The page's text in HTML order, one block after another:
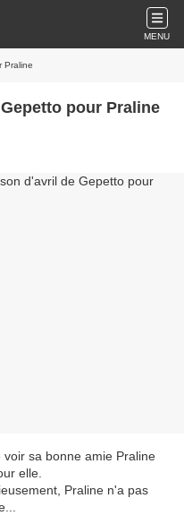
MENU
Praline
pour Praline
sa bonne amie Praline
elle.
Praline n'a pas